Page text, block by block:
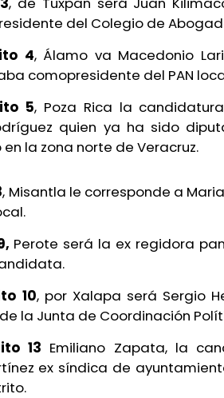
del Colegio de
4, Álamo va Macedonio
comopresidente del PAN
5, Poza Rica la
quien ya ha sido
la zona norte de Veracruz.
, Misantla le corresponde a
Perote será la ex regidora
10, por Xalapa será Sergio
la Junta de Coordinación
13 Emiliano Zapata, la
ex síndica de